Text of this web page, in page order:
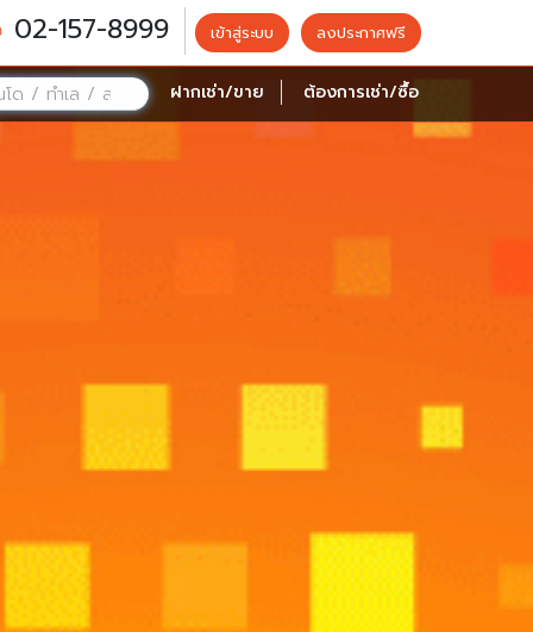
02-157-8999 เข้าสู่ระบบ ลงประกาศฟรี
ฝากเช่า/ขาย ต้องการเช่า/ซื้อ